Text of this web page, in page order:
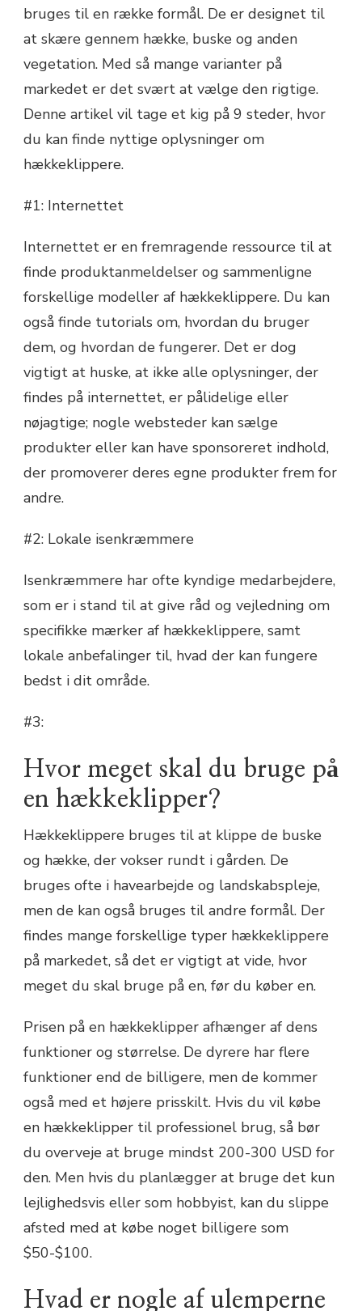
bruges til en række formål. De er designet til
at skære gennem hække, buske og anden
vegetation. Med så mange varianter på
markedet er det svært at vælge den rigtige.
Denne artikel vil tage et kig på 9 steder, hvor
du kan finde nyttige oplysninger om
hækkeklippere.
#1: Internettet
Internettet er en fremragende ressource til at
finde produktanmeldelser og sammenligne
forskellige modeller af hækkeklippere. Du kan
også finde tutorials om, hvordan du bruger
dem, og hvordan de fungerer. Det er dog
vigtigt at huske, at ikke alle oplysninger, der
findes på internettet, er pålidelige eller
nøjagtige; nogle websteder kan sælge
produkter eller kan have sponsoreret indhold,
der promoverer deres egne produkter frem for
andre.
#2: Lokale isenkræmmere
Isenkræmmere har ofte kyndige medarbejdere,
som er i stand til at give råd og vejledning om
specifikke mærker af hækkeklippere, samt
lokale anbefalinger til, hvad der kan fungere
bedst i dit område.
#3:
Hvor meget skal du bruge på
en hækkeklipper?
Hækkeklippere bruges til at klippe de buske
og hække, der vokser rundt i gården. De
bruges ofte i havearbejde og landskabspleje,
men de kan også bruges til andre formål. Der
findes mange forskellige typer hækkeklippere
på markedet, så det er vigtigt at vide, hvor
meget du skal bruge på en, før du køber en.
Prisen på en hækkeklipper afhænger af dens
funktioner og størrelse. De dyrere har flere
funktioner end de billigere, men de kommer
også med et højere prisskilt. Hvis du vil købe
en hækkeklipper til professionel brug, så bør
du overveje at bruge mindst 200-300 USD for
den. Men hvis du planlægger at bruge det kun
lejlighedsvis eller som hobbyist, kan du slippe
afsted med at købe noget billigere som
$50-$100.
Hvad er nogle af ulemperne